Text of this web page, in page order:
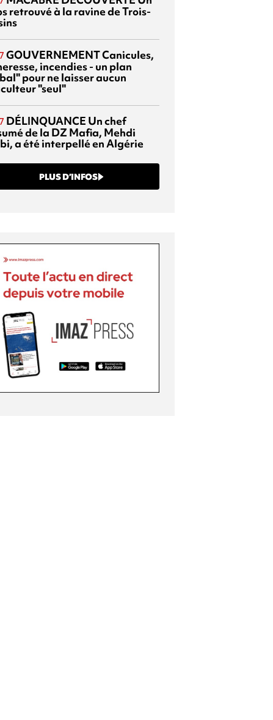
retrouvé à la ravine de Trois-
GOUVERNEMENTCanicules,
incendies - un plan
pour ne laisser aucun
"seul"
DÉLINQUANCE Un chef
de la DZ Mafia, Mehdi
a été interpellé en Algérie
PLUS D’INFOS